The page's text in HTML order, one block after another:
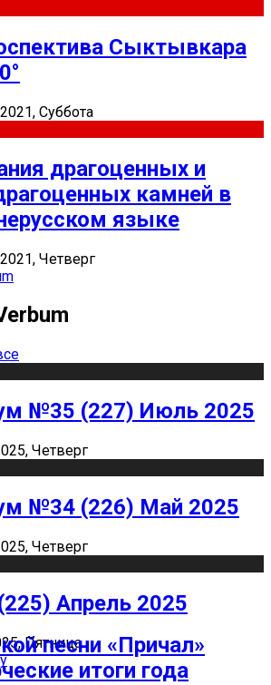
Сыктывкара
Суббота
драгоценных и
камней в
языке
Четверг
№35 (227) Июль 2025
Четверг
№34 (226) Май 2025
Четверг
Апрель 2025
Пятница
песни «Причал»
итоги года